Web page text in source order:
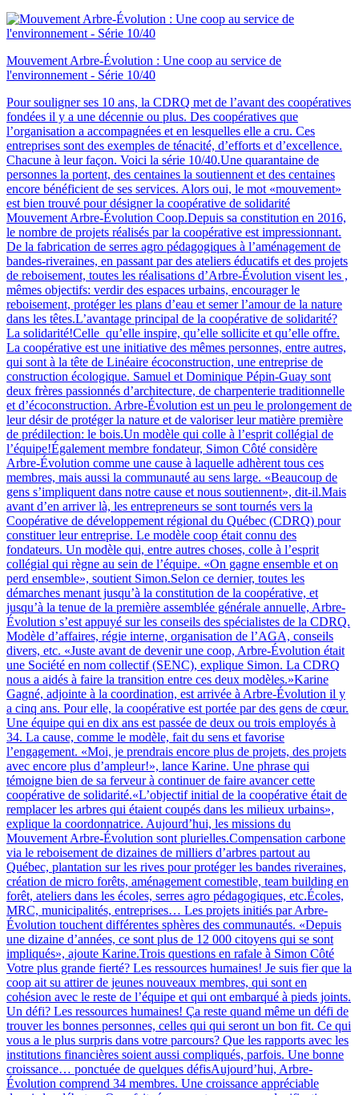
Mouvement Arbre-Évolution : Une coop au service de
l'environnement - Série 10/40
Pour souligner ses 10 ans, la CDRQ met de l’avant des coopératives
fondées il y a une décennie ou plus. Des coopératives que
l’organisation a accompagnées et en lesquelles elle a cru. Ces
entreprises sont des exemples de ténacité, d’efforts et d’excellence.
Chacune à leur façon. Voici la série 10/40.Une quarantaine de
personnes la portent, des centaines la soutiennent et des centaines
encore bénéficient de ses services. Alors oui, le mot «mouvement»
est bien trouvé pour désigner la coopérative de solidarité
Mouvement Arbre-Évolution Coop.Depuis sa constitution en 2016,
le nombre de projets réalisés par la coopérative est impressionnant.
De la fabrication de serres agro pédagogiques à l’aménagement de
bandes-riveraines, en passant par des ateliers éducatifs et des projets
de reboisement, toutes les réalisations d’Arbre-Évolution visent les ,
mêmes objectifs: verdir des espaces urbains, encourager le
reboisement, protéger les plans d’eau et semer l’amour de la nature
dans les têtes.L’avantage principal de la coopérative de solidarité?
La solidarité!Celle qu’elle inspire, qu’elle sollicite et qu’elle offre.
La coopérative est une initiative des mêmes personnes, entre autres,
qui sont à la tête de Linéaire écoconstruction, une entreprise de
construction écologique. Samuel et Dominique Pépin-Guay sont
deux frères passionnés d’architecture, de charpenterie traditionnelle
et d’écoconstruction. Arbre-Évolution est un peu le prolongement de
leur désir de protéger la nature et de valoriser leur matière première
de prédilection: le bois.Un modèle qui colle à l’esprit collégial de
l’équipe!Également membre fondateur, Simon Côté considère
Arbre-Évolution comme une cause à laquelle adhèrent tous ces
membres, mais aussi la communauté au sens large. «Beaucoup de
gens s’impliquent dans notre cause et nous soutiennent», dit-il.Mais
avant d’en arriver là, les entrepreneurs se sont tournés vers la
Coopérative de développement régional du Québec (CDRQ) pour
constituer leur entreprise. Le modèle coop était connu des
fondateurs. Un modèle qui, entre autres choses, colle à l’esprit
collégial qui règne au sein de l’équipe. «On gagne ensemble et on
perd ensemble», soutient Simon.Selon ce dernier, toutes les
démarches menant jusqu’à la constitution de la coopérative, et
jusqu’à la tenue de la première assemblée générale annuelle, Arbre-
Évolution s’est appuyé sur les conseils des spécialistes de la CDRQ.
Modèle d’affaires, régie interne, organisation de l’AGA, conseils
divers, etc. «Juste avant de devenir une coop, Arbre-Évolution était
une Société en nom collectif (SENC), explique Simon. La CDRQ
nous a aidés à faire la transition entre ces deux modèles.»Karine
Gagné, adjointe à la coordination, est arrivée à Arbre-Évolution il y
a cinq ans. Pour elle, la coopérative est portée par des gens de cœur.
Une équipe qui en dix ans est passée de deux ou trois employés à
34. La cause, comme le modèle, fait du sens et favorise
l’engagement. «Moi, je prendrais encore plus de projets, des projets
avec encore plus d’ampleur!», lance Karine. Une phrase qui
témoigne bien de sa ferveur à continuer de faire avancer cette
coopérative de solidarité.«L’objectif initial de la coopérative était de
remplacer les arbres qui étaient coupés dans les milieux urbains»,
explique la coordonnatrice. Aujourd’hui, les missions du
Mouvement Arbre-Évolution sont plurielles.Compensation carbone
via le reboisement de dizaines de milliers d’arbres partout au
Québec, plantation sur les rives pour protéger les bandes riveraines,
création de micro forêts, aménagement comestible, team building en
forêt, ateliers dans les écoles, serres agro pédagogiques, etc.Écoles,
MRC, municipalités, entreprises… Les projets initiés par Arbre-
Évolution touchent différentes sphères des communautés. «Depuis
une dizaine d’années, ce sont plus de 12 000 citoyens qui se sont
impliqués», ajoute Karine.Trois questions en rafale à Simon Côté
Votre plus grande fierté? Les ressources humaines! Je suis fier que la
coop ait su attirer de jeunes nouveaux membres, qui sont en
cohésion avec le reste de l’équipe et qui ont embarqué à pieds joints.
Un défi? Les ressources humaines! Ça reste quand même un défi de
trouver les bonnes personnes, celles qui qui seront un bon fit. Ce qui
vous a le plus surpris dans votre parcours? Que les rapports avec les
institutions financières soient aussi compliqués, parfois. Une bonne
croissance… ponctuée de quelques défisAujourd’hui, Arbre-
Évolution comprend 34 membres. Une croissance appréciable